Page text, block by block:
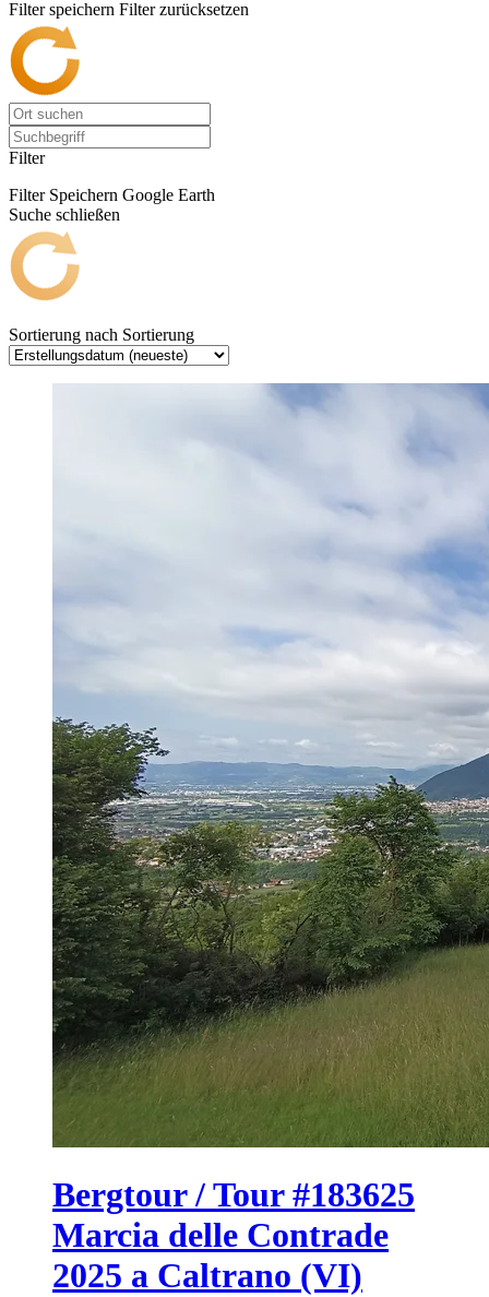
Filter speichern Filter zurücksetzen
Filter
Filter Speichern Google Earth
Suche schließen
Sortierung nach Sortierung
Bergtour / Tour #183625
Marcia delle Contrade
2025 a Caltrano (VI)